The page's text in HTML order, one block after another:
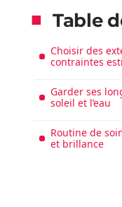
Table
Choisir des
contraintes
Garder ses
soleil et l’eau
Routine de
et brillance